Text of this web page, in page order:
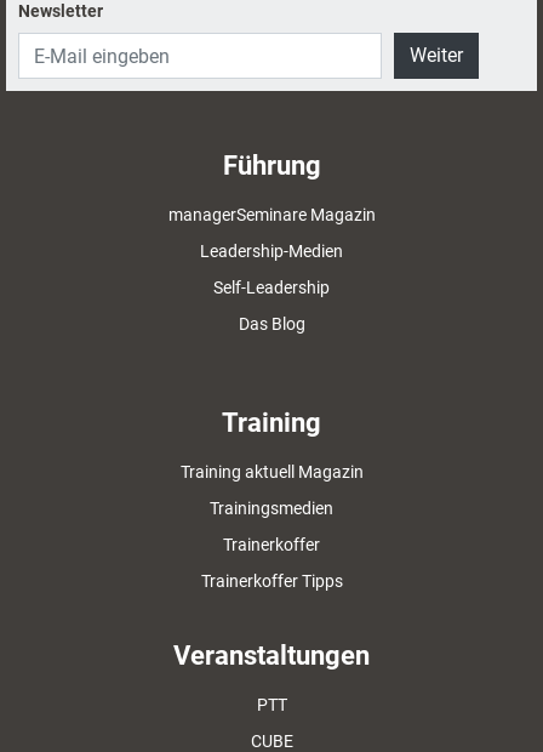
Newsletter
Weiter
Führung
managerSeminare Magazin
Leadership-Medien
Self-Leadership
Das Blog
Training
Training aktuell Magazin
Trainingsmedien
Trainerkoffer
Trainerkoffer Tipps
Veranstaltungen
PTT
CUBE